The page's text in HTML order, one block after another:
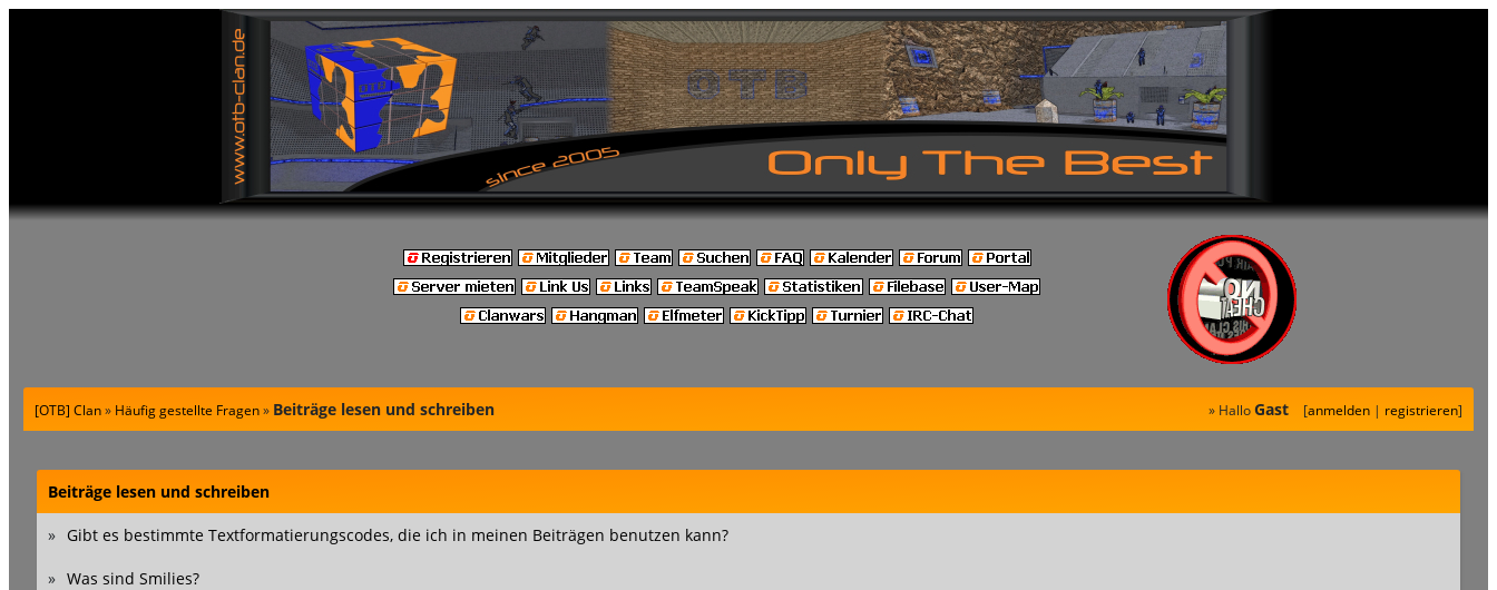
[OTB] Clan» Häufig gestellte Fragen» Beiträge lesen und schreiben » HalloGast [anmelden| registrieren]
Beiträge lesen und schreiben
» Gibt es bestimmte Textformatierungscodes, die ich in meinen Beiträgen benutzen kann?
» Was sind Smilies?